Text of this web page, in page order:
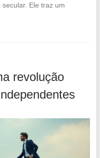
Ele traz um
revolução